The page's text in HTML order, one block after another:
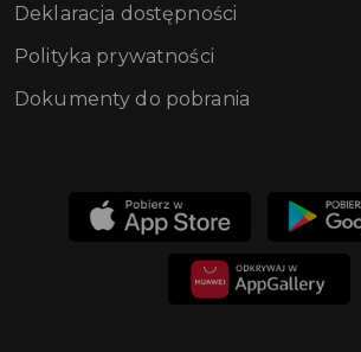
Deklaracja dostępności
Polityka prywatności
Dokumenty do pobrania